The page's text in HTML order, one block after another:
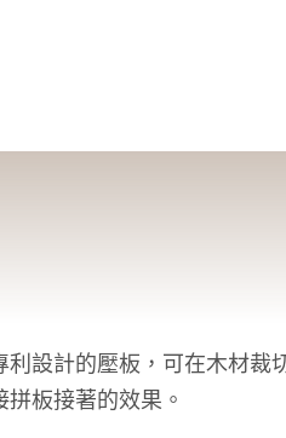
設計的壓板，可在木材裁
板接著的效果。